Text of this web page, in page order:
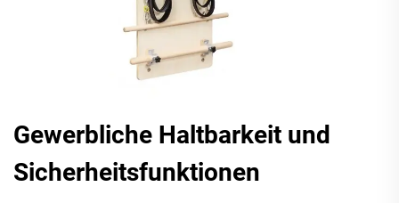
Gewerbliche Haltbarkeit und
Sicherheitsfunktionen